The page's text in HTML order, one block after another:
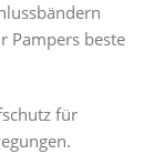
Pampers beste
für